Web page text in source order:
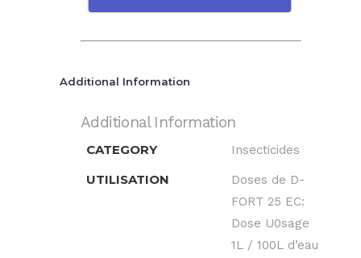
Additional Information
Additional Information
CATEGORY Insecticides
UTILISATION
Doses de D-
FORT 25 EC:
Dose U0sage
1L / 100L d’eau